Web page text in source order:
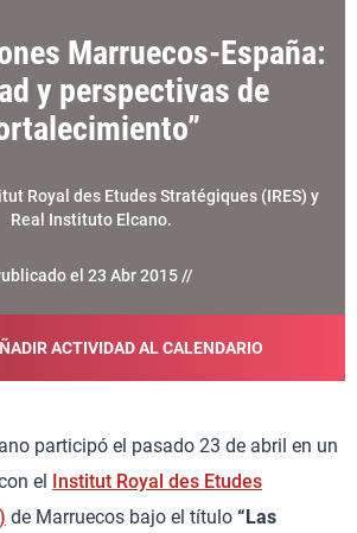
Marruecos-España:
y perspectivas de
Royal des Etudes Stratégiques (IRES) y
Real Instituto Elcano.
el 23 Abr 2015 //
ACTIVIDAD AL CALENDARIO
participó el pasado 23 de abril en un
el Institut Royal des Etudes
de Marruecos bajo el título “Las